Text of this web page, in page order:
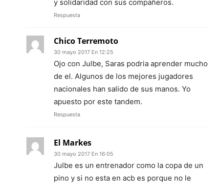
y solidaridad con sus compañeros.
Respuesta
Chico Terremoto
30 mayo 2017 En 12:25
Ojo con Julbe, Saras podria aprender mucho
de el. Algunos de los mejores jugadores
nacionales han salido de sus manos. Yo
apuesto por este tandem.
Respuesta
El Markes
30 mayo 2017 En 16:05
Julbe es un entrenador como la copa de un
pino y si no esta en acb es porque no le